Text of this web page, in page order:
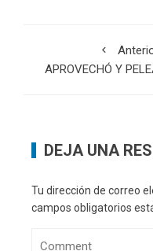
APROVECHÓ Y
DEJA UNA
Tu dirección de correo
campos obligatorios